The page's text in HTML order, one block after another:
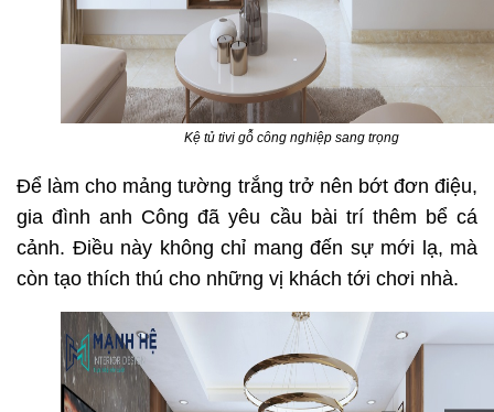
Kệ tủ tivi gỗ công nghiệp sang trọng
Để làm cho mảng tường trắng trở nên bớt đơn điệu,
gia đình anh Công đã yêu cầu bài trí thêm bể cá
cảnh. Điều này không chỉ mang đến sự mới lạ, mà
còn tạo thích thú cho những vị khách tới chơi nhà.